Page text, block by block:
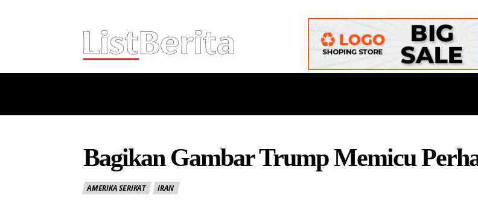
Bagikan Gambar Trump Memicu
AMERIKA SERIKAT IRAN